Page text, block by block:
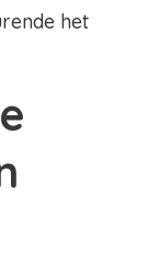
het